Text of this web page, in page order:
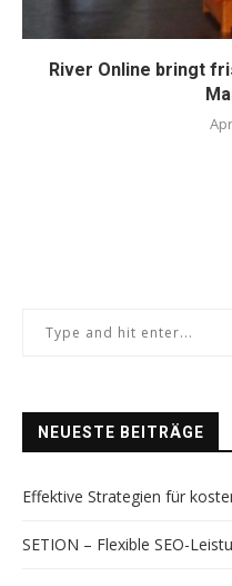
River Online bringt
NEUESTE BEITRÄGE
Effektive Strategien für
SETION – Flexible SEO-